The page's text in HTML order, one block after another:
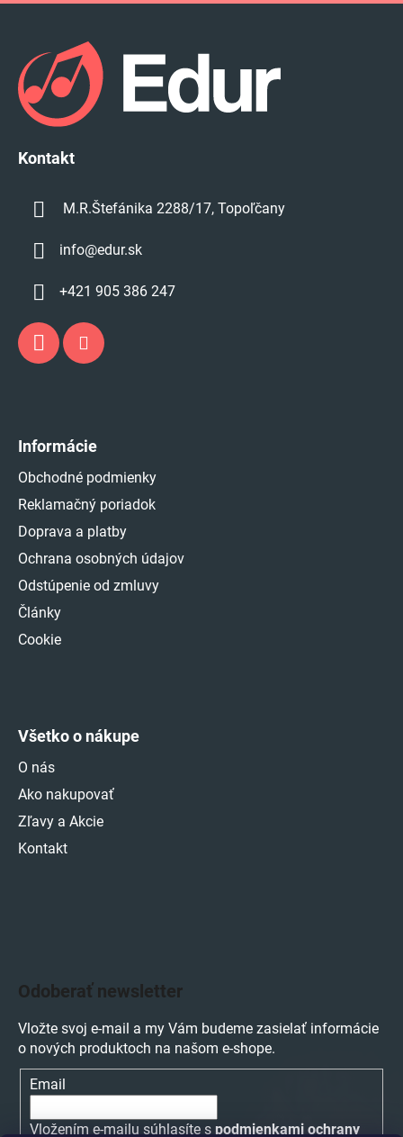
Kontakt
M.R.Štefánika 2288/17, Topoľčany
info@edur.sk
+421 905 386 247
Informácie
Obchodné podmienky
Reklamačný poriadok
Doprava a platby
Ochrana osobných údajov
Odstúpenie od zmluvy
Články
Cookie
Všetko o nákupe
O nás
Ako nakupovať
Zľavy a Akcie
Kontakt
Odoberať newsletter
Vložte svoj e-mail a my Vám budeme zasielať informácie
o nových produktoch na našom e-shope.
Email
Vložením e-mailu súhlasíte s podmienkami ochrany